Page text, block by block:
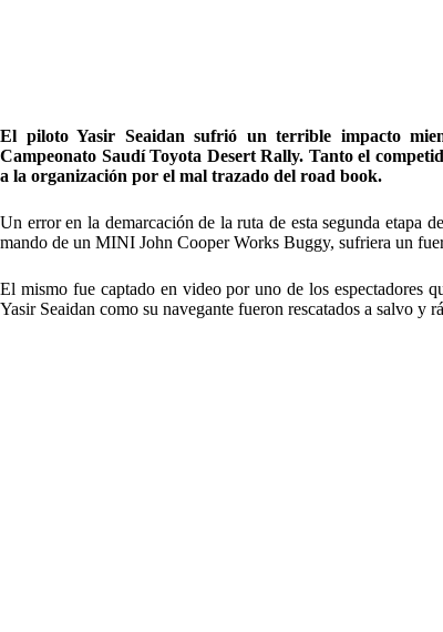
El piloto Yasir Seaidan sufrió un terrible impacto
Campeonato Saudí Toyota Desert Rally. Tanto el
a la organización por el mal trazado del road book.
Un error en la demarcación de la ruta de esta segunda etapa
mando de un MINI John Cooper Works Buggy, sufriera un
El mismo fue captado en video por uno de los espectadores
Yasir Seaidan como su navegante fueron rescatados a salvo y